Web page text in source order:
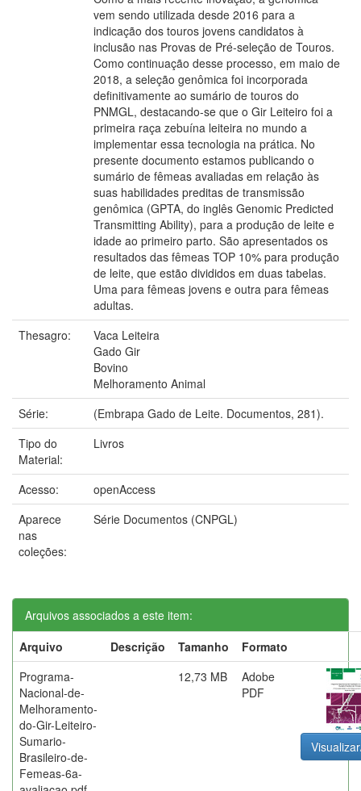
vem sendo utilizada desde 2016 para a
indicação dos touros jovens candidatos à
inclusão nas Provas de Pré-seleção de Touros.
Como continuação desse processo, em maio de
2018, a seleção genômica foi incorporada
definitivamente ao sumário de touros do
PNMGL, destacando-se que o Gir Leiteiro foi a
primeira raça zebuína leiteira no mundo a
implementar essa tecnologia na prática. No
presente documento estamos publicando o
sumário de fêmeas avaliadas em relação às
suas habilidades preditas de transmissão
genômica (GPTA, do inglês Genomic Predicted
Transmitting Ability), para a produção de leite e
idade ao primeiro parto. São apresentados os
resultados das fêmeas TOP 10% para produção
de leite, que estão divididos em duas tabelas.
Uma para fêmeas jovens e outra para fêmeas
adultas.
Thesagro:
Vaca Leiteira
Gado Gir
Bovino
Melhoramento Animal
Série:
(Embrapa Gado de Leite. Documentos, 281).
Tipo do
Material:
Livros
Acesso:
openAccess
Aparece
nas
coleções:
Série Documentos (CNPGL)
Arquivos associados a este item:
Arquivo
Descrição Tamanho
Formato
Programa-
Nacional-de-
Melhoramento-
do-Gir-Leiteiro-
Sumario-
Brasileiro-de-
Femeas-6a-
12,73 MB
Adobe
PDF